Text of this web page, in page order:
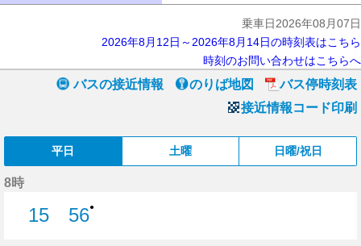
乗車日2026年08月07日
2026年8月12日～2026年8月14日の時刻表はこちら
時刻のお問い合わせはこちらへ
バスの接近情報 のりば地図
バス停時刻表
接近情報コード印刷
平日 土曜 日曜/祝日
8時
15
56●